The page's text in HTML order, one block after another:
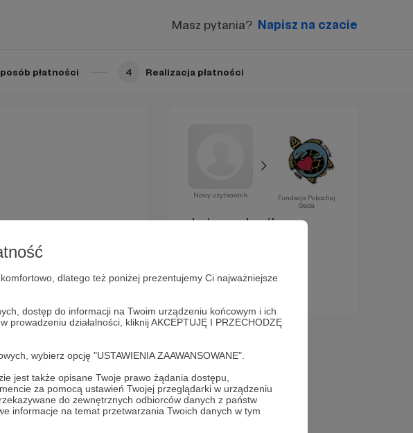
dlatego też poniżej prezentujemy Ci najważniejsze
dostęp do informacji na Twoim urządzeniu końcowym i ich
działalności, kliknij AKCEPTUJĘ I PRZECHODZĘ
wybierz opcję "USTAWIENIA ZAAWANSOWANE".
jest także opisane Twoje prawo żądania dostępu,
za pomocą ustawień Twojej przeglądarki w urządzeniu
do zewnętrznych odbiorców danych z państw
informacje na temat przetwarzania Twoich danych w tym
Masz pytania? Napisz na czacie
płatności 4 Realizacja płatności
Nowy użytkownik
Fundacja Pokochaj
Gada
Już za chwilę